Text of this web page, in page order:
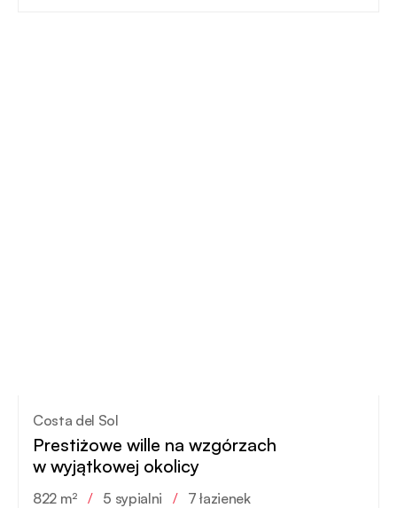
Costa del Sol
Prestiżowe wille na wzgórzach
w wyjątkowej okolicy
822 m² / 5 sypialni / 7 łazienek